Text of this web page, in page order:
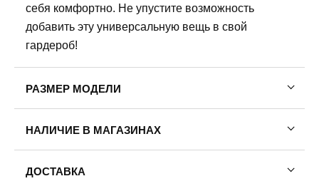
себя комфортно. Не упустите возможность
добавить эту универсальную вещь в свой
гардероб!
РАЗМЕР МОДЕЛИ
Обхват груди: 78
Обхват талии: 58
Обхват бедер: 88
НАЛИЧИЕ В МАГАЗИНАХ
ДОСТАВКА